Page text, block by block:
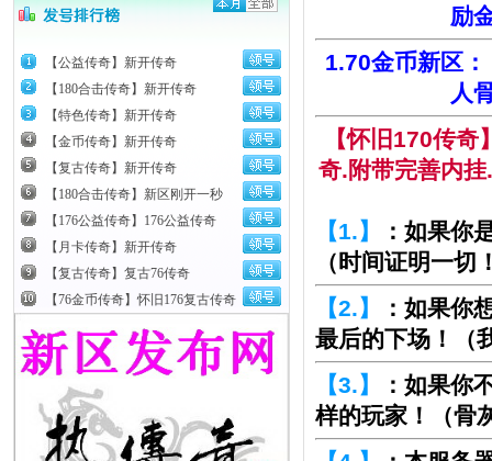
【公益传奇】新开传奇
【180合击传奇】新开传奇
【特色传奇】新开传奇
【金币传奇】新开传奇
【复古传奇】新开传奇
【180合击传奇】新区刚开一秒
【176公益传奇】176公益传奇
【月卡传奇】新开传奇
【复古传奇】复古76传奇
【76金币传奇】怀旧176复古传奇
励
1.70金币新区
人
【怀旧170传
奇.附带完善内
【1.】
：如果你
（时间证明一
【2.】
：如果你
最后的下场！（
【3.】
：如果你
样的玩家！（骨